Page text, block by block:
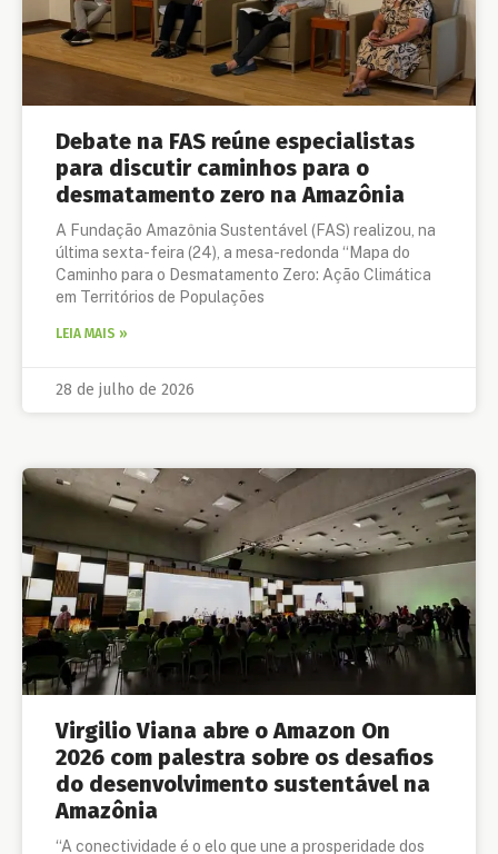
Debate na FAS reúne especialistas
para discutir caminhos para o
desmatamento zero na Amazônia
A Fundação Amazônia Sustentável (FAS) realizou, na
última sexta-feira (24), a mesa-redonda “Mapa do
Caminho para o Desmatamento Zero: Ação Climática
em Territórios de Populações
LEIA MAIS »
28 de julho de 2026
Virgilio Viana abre o Amazon On
2026 com palestra sobre os desafios
do desenvolvimento sustentável na
Amazônia
“A conectividade é o elo que une a prosperidade dos